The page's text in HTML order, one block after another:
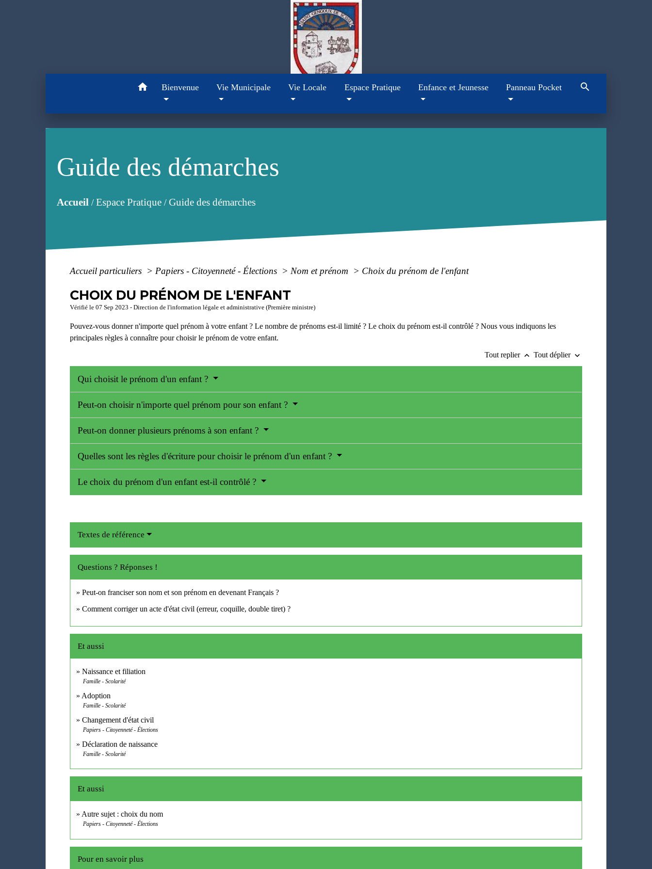
home Bienvenue Vie Municipale Vie Locale Espace Pratique Enfance et Jeunesse Panneau Pocket search
Guide des démarches
Accueil/Espace Pratique/Guide des démarches
Accueil particuliers > Papiers - Citoyenneté - Élections > Nom et prénom > Choix du prénom de l'enfant
CHOIX DU PRÉNOM DE L'ENFANT
Vérifié le 07 Sep 2023 - Direction de l'information légale et administrative (Première ministre)
Pouvez-vous donner n'importe quel prénom à votre enfant ? Le nombre de prénoms est-il limité ? Le choix du prénom est-il contrôlé ? Nous vous indiquons les
principales règles à connaître pour choisir le prénom de votre enfant.
Tout replier keyboard_arrow_up Tout déplier keyboard_arrow_down
Qui choisit le prénom d'un enfant ?
Peut-on choisir n'importe quel prénom pour son enfant ?
Peut-on donner plusieurs prénoms à son enfant ?
Quelles sont les règles d'écriture pour choisir le prénom d'un enfant ?
Le choix du prénom d'un enfant est-il contrôlé ?
Textes de référence
Questions ? Réponses !
Peut-on franciser son nom et son prénom en devenant Français ?
Comment corriger un acte d'état civil (erreur, coquille, double tiret) ?
Et aussi
Naissance et filiation
Famille - Scolarité
Adoption
Famille - Scolarité
Changement d'état civil
Papiers - Citoyenneté - Élections
Déclaration de naissance
Famille - Scolarité
Et aussi
Autre sujet : choix du nom
Papiers - Citoyenneté - Élections
Pour en savoir plus